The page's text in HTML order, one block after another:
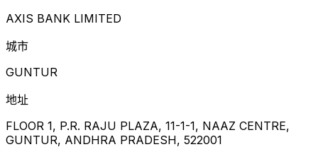
AXIS BANK LIMITED
城市
GUNTUR
地址
FLOOR 1, P.R. RAJU PLAZA, 11-1-1, NAAZ CENTRE,
GUNTUR, ANDHRA PRADESH, 522001